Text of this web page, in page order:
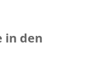
in den